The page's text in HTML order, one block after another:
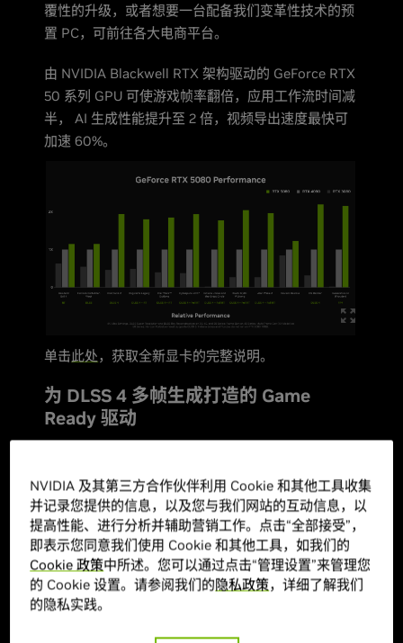
覆性的升级，或者想要一台配备我们变革性技术的预
置 PC，可前往各大电商平台。
由 NVIDIA Blackwell RTX 架构驱动的 GeForce RTX
50 系列 GPU 可使游戏帧率翻倍，应用工作流时间减
半， AI 生成性能提升至 2 倍，视频导出速度最快可
加速 60%。
单击此处，获取全新显卡的完整说明。
为 DLSS 4 多帧生成打造的 Game
Ready 驱动
提供支持的神经网络渲染技术，不仅能提高帧率，还
可同时提供清晰锐利的高质量图像，效果与原生分辨
率渲染媲美。
今天，我们正式发布了DLSS 4，集成了适用于
GeForce RTX 50 系列GPU 和笔记本电脑的多帧生
成技术，这代表了 DLSS 技术的又一次进步。
NVIDIA 及其第三方合作伙伴利用 Cookie 和其他工具收集
并记录您提供的信息，以及您与我们网站的互动信息，以
提高性能、进行分析并辅助营销工作。点击“全部接受”，
即表示您同意我们使用 Cookie 和其他工具，如我们的
Cookie 政策中所述。您可以通过点击“管理设置”来管理您
的 Cookie 设置。请参阅我们的隐私政策，详细了解我们
的隐私实践。